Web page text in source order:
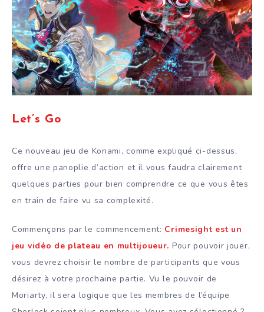
Let’s Go
Ce nouveau jeu de Konami, comme expliqué ci-dessus,
offre une panoplie d’action et il vous faudra clairement
quelques parties pour bien comprendre ce que vous êtes
en train de faire vu sa complexité.
Commençons par le commencement: Crimesight est un
jeu vidéo de plateau en multijoueur. Pour pouvoir jouer,
vous devrez choisir le nombre de participants que vous
désirez à votre prochaine partie. Vu le pouvoir de
Moriarty, il sera logique que les membres de l’équipe